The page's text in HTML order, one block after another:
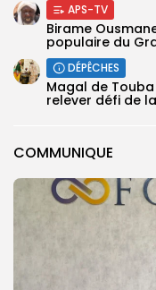
COMMUNIQUE
APS-TV
Birame
populaire du
DÉPÊCHES
Magal de
relever défi de